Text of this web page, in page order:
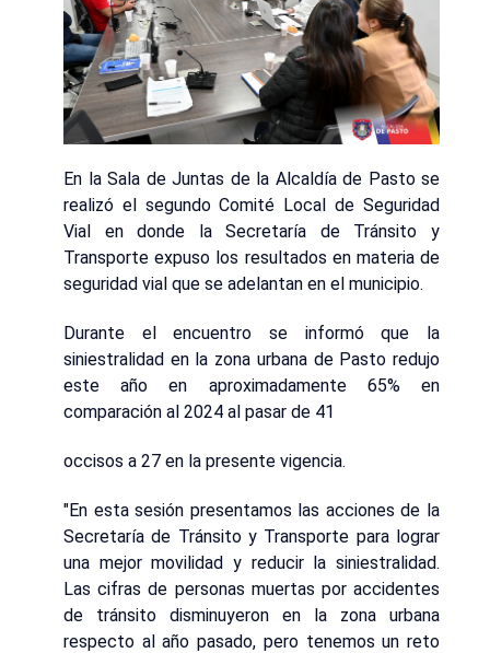
En la Sala de Juntas de la Alcaldía de Pasto se
realizó el segundo Comité Local de Seguridad
Vial en donde la Secretaría de Tránsito y
Transporte expuso los resultados en materia de
seguridad vial que se adelantan en el municipio.
Durante el encuentro se informó que la
siniestralidad en la zona urbana de Pasto redujo
este año en aproximadamente 65% en
comparación al 2024 al pasar de 41
occisos a 27 en la presente vigencia.
"En esta sesión presentamos las acciones de la
Secretaría de Tránsito y Transporte para lograr
una mejor movilidad y reducir la siniestralidad.
Las cifras de personas muertas por accidentes
de tránsito disminuyeron en la zona urbana
respecto al año pasado, pero tenemos un reto